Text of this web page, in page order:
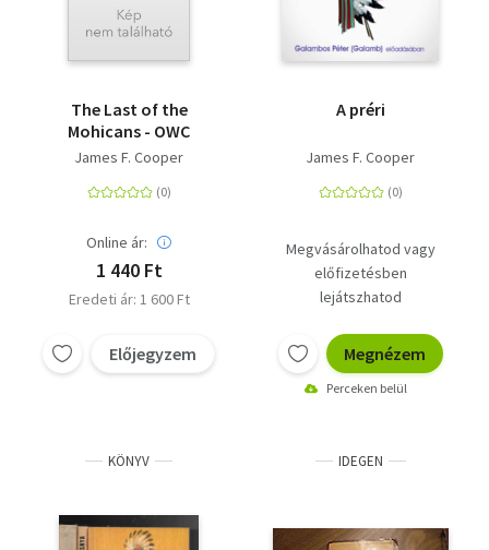
The Last of the
Mohicans - OWC
James F. Cooper
Online ár:
1 440 Ft
Eredeti ár: 1 600 Ft
Előjegyzem
A préri
James F. Cooper
Megvásárolhatod vagy
előfizetésben
lejátszhatod
Megnézem
Perceken belül
KÖNYV IDEGEN